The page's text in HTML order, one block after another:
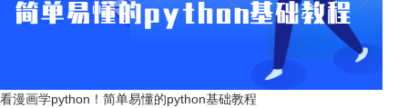
看漫画学python！简单易懂的python基础教程